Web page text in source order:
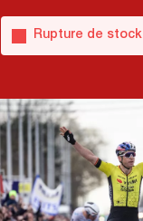
Rupture de stock